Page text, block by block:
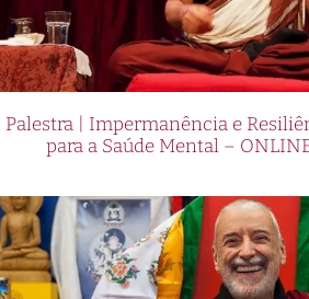
Palestra | Impermanência e
para a Saúde Mental –